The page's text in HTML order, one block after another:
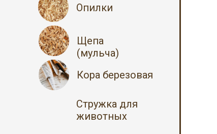
Опилки
Щепа
(мульча)
Кора березовая
Стружка для
животных